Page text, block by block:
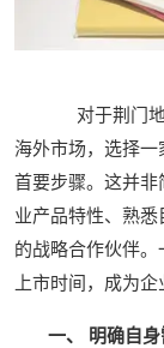
对于荆门地
海外市场，选择
首要步骤。这并
业产品特性、熟
的战略合作伙伴
上市时间，成为
一、 明确自